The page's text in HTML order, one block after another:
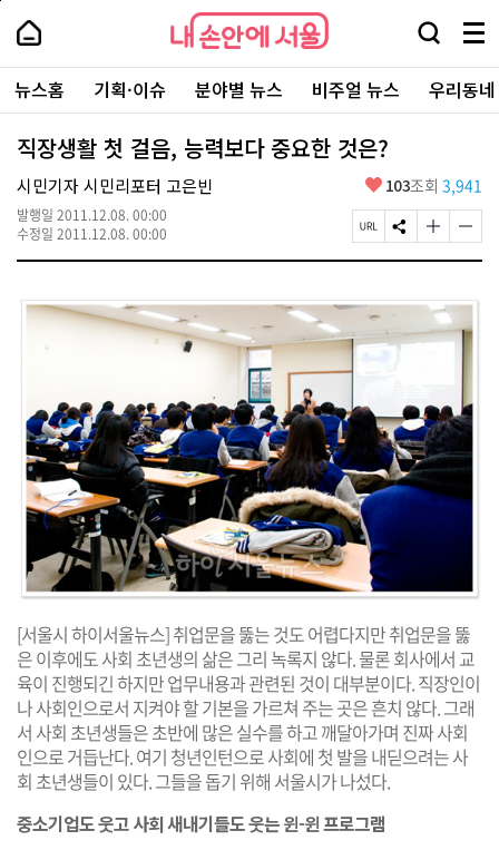
본
로
가
내
손
안
에
서
울
-
서
울
시
대
표
소
포
털
내
손
에
울
검
창
열
기
메
뉴
전
체
보
주
요
서
뉴스홈 기획·이슈 분야별 뉴스 비주얼 뉴스 우리동
직장생활 첫 걸음, 능력보다 중요한 것은?
시민기자 시민리포터 고은빈
발행일 2011.12.08. 00:00
수정일 2011.12.08. 00:00
좋
요
103조회 3,941
페
이
R
L
복
S
N
유
하
기
글
자
크
게
변
기
글
자
작
게
변
기
[서울시 하이서울뉴스] 취업문을 뚫는 것도 어렵다지만 취업문을 뚫
은 이후에도 사회 초년생의 삶은 그리 녹록지 않다. 물론 회사에서 교
육이 진행되긴 하지만 업무내용과 관련된 것이 대부분이다. 직장인이
나 사회인으로서 지켜야 할 기본을 가르쳐 주는 곳은 흔치 않다. 그래
서 사회 초년생들은 초반에 많은 실수를 하고 깨달아가며 진짜 사회
인으로 거듭난다. 여기 청년인턴으로 사회에 첫 발을 내딛으려는 사
회 초년생들이 있다. 그들을 돕기 위해 서울시가 나섰다.
중소기업도 웃고 사회 새내기들도 웃는 윈-윈 프로그램
페
상
단
로